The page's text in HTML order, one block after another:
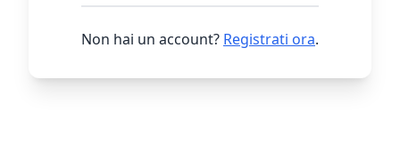
Non hai un account? Registrati ora.